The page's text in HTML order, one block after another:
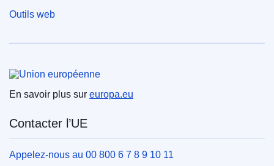
Outils web
En savoir plus sur europa.eu
Contacter l’UE
Appelez-nous au 00 800 6 7 8 9 10 11